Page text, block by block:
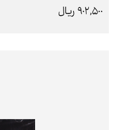
902,500 ريال